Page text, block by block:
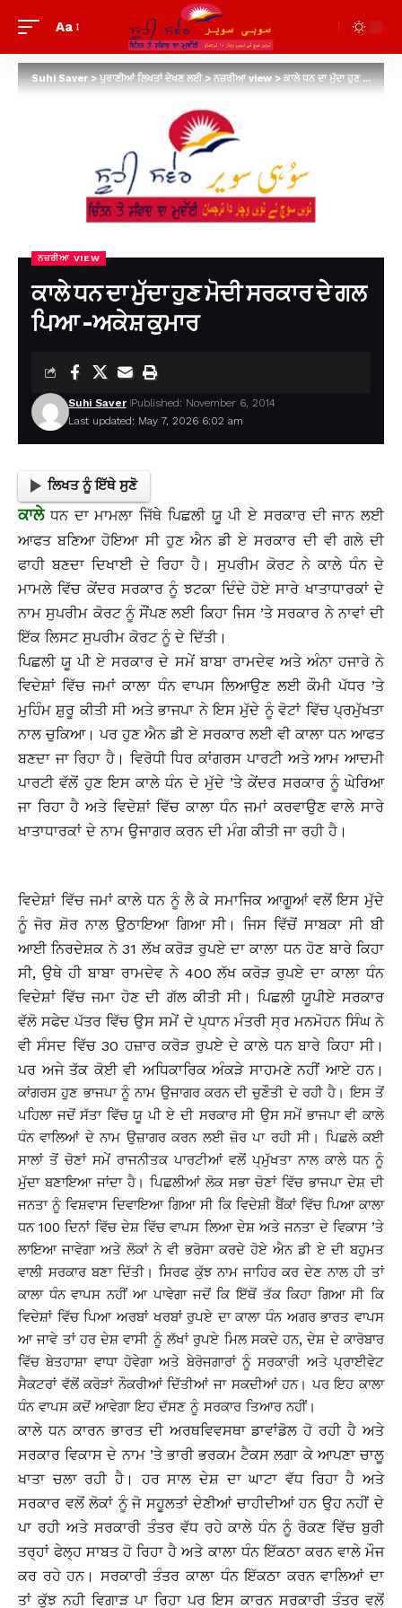
Aa
Suhi Saver>ਪੁਰਾਣੀਆਂ ਲਿਖਤਾਂ ਦੇਖਣ ਲਈ>ਨਜ਼ਰੀਆ view>ਕਾਲੇ ਧਨ ਦਾ ਮੁੱਦਾ ਹੁਣ ਮੋਦੀ ਸਰਕਾਰ ਦੇ ਗਲ ਪਿਆ -ਅਕੇਸ਼ ਕੁਮਾਰ
ਨਜ਼ਰੀਆ VIEW
ਕਾਲੇ ਧਨ ਦਾ ਮੁੱਦਾ ਹੁਣ ਮੋਦੀ ਸਰਕਾਰ ਦੇ ਗਲ
ਪਿਆ -ਅਕੇਸ਼ ਕੁਮਾਰ
Last updated: May 7, 2026 6:02 am
Suhi Saver Published: November 6, 2014
ਲਿਖਤ ਨੂੰ ਇੱਥੇ ਸੁਣੋ
ਕਾਲੇਧਨ ਦਾ ਮਾਮਲਾ ਜਿੱਥੇ ਪਿਛਲੀ ਯੂ ਪੀ ਏ ਸਰਕਾਰ ਦੀ ਜਾਨ ਲਈ
ਆਫਤ ਬਣਿਆ ਹੋਇਆ ਸੀ ਹੁਣ ਐਨ ਡੀ ਏ ਸਰਕਾਰ ਦੀ ਵੀ ਗਲੇ ਦੀ
ਫਾਹੀ ਬਣਦਾ ਦਿਖਾਈ ਦੇ ਰਿਹਾ ਹੈ। ਸੁਪਰੀਮ ਕੋਰਟ ਨੇ ਕਾਲੇ ਧੰਨ ਦੇ
ਮਾਮਲੇ ਵਿੱਚ ਕੇਂਦਰ ਸਰਕਾਰ ਨੂੰ ਝਟਕਾ ਦਿੰਦੇ ਹੋਏ ਸਾਰੇ ਖਾਤਾਧਾਰਕਾਂ ਦੇ
ਨਾਮ ਸੁਪਰੀਮ ਕੋਰਟ ਨੂੰ ਸੌਂਪਣ ਲਈ ਕਿਹਾ ਜਿਸ ’ਤੇ ਸਰਕਾਰ ਨੇ ਨਾਵਾਂ ਦੀ
ਇੱਕ ਲਿਸਟ ਸੁਪਰੀਮ ਕੋਰਟ ਨੂੰ ਦੇ ਦਿੱਤੀ।
ਪਿਛਲੀ ਯੂ ਪੀ ਏ ਸਰਕਾਰ ਦੇ ਸਮੇਂ ਬਾਬਾ ਰਾਮਦੇਵ ਅਤੇ ਅੰਨਾ ਹਜਾਰੇ ਨੇ
ਵਿਦੇਸ਼ਾਂ ਵਿੱਚ ਜਮਾਂ ਕਾਲਾ ਧੰਨ ਵਾਪਸ ਲਿਆਉਣ ਲਈ ਕੌਮੀ ਪੱਧਰ ’ਤੇ
ਮੁਹਿੰਮ ਸ਼ੁਰੂ ਕੀਤੀ ਸੀ ਅਤੇ ਭਾਜਪਾ ਨੇ ਇਸ ਮੁੱਦੇ ਨੂੰ ਵੋਟਾਂ ਵਿੱਚ ਪ੍ਰਮੁੱਖਤਾ
ਨਾਲ ਚੁਕਿਆ। ਪਰ ਹੁਣ ਐਨ ਡੀ ਏ ਸਰਕਾਰ ਲਈ ਵੀ ਕਾਲਾ ਧਨ ਆਫਤ
ਬਣਦਾ ਜਾ ਰਿਹਾ ਹੈ। ਵਿਰੋਧੀ ਧਿਰ ਕਾਂਗਰਸ ਪਾਰਟੀ ਅਤੇ ਆਮ ਆਦਮੀ
ਪਾਰਟੀ ਵੱਲੋਂ ਹੁਣ ਇਸ ਕਾਲੇ ਧੰਨ ਦੇ ਮੁੱਦੇ ’ਤੇ ਕੇਂਦਰ ਸਰਕਾਰ ਨੂੰ ਘੇਰਿਆ
ਜਾ ਰਿਹਾ ਹੈ ਅਤੇ ਵਿਦੇਸ਼ਾਂ ਵਿੱਚ ਕਾਲਾ ਧੰਨ ਜਮਾਂ ਕਰਵਾਉਣ ਵਾਲੇ ਸਾਰੇ
ਖਾਤਾਧਾਰਕਾਂ ਦੇ ਨਾਮ ਉਜਾਗਰ ਕਰਨ ਦੀ ਮੰਗ ਕੀਤੀ ਜਾ ਰਹੀ ਹੈ।
ਵਿਦੇਸ਼ਾਂ ਵਿੱਚ ਜਮਾਂ ਕਾਲੇ ਧਨ ਨੂੰ ਲੈ ਕੇ ਸਮਾਜਿਕ ਆਗੂਆਂ ਵਲੋਂ ਇਸ ਮੁੱਦੇ
ਨੂੰ ਜੋਰ ਸ਼ੋਰ ਨਾਲ ਉਠਾਇਆ ਗਿਆ ਸੀ। ਜਿਸ ਵਿੱਚੋਂ ਸਾਬਕਾ ਸੀ ਬੀ
ਆਈ ਨਿਰਦੇਸ਼ਕ ਨੇ 31 ਲੱਖ ਕਰੋੜ ਰੁਪਏ ਦਾ ਕਾਲਾ ਧਨ ਹੋਣ ਬਾਰੇ ਕਿਹਾ
ਸੀ, ਉਥੇ ਹੀ ਬਾਬਾ ਰਾਮਦੇਵ ਨੇ 400 ਲੱਖ ਕਰੋੜ ਰੁਪਏ ਦਾ ਕਾਲਾ ਧੰਨ
ਵਿਦੇਸ਼ਾਂ ਵਿੱਚ ਜਮਾ ਹੋਣ ਦੀ ਗੱਲ ਕੀਤੀ ਸੀ। ਪਿਛਲੀ ਯੂਪੀਏ ਸਰਕਾਰ
ਵੱਲੋ ਸਫੇਦ ਪੱਤਰ ਵਿੱਚ ਉਸ ਸਮੇਂ ਦੇ ਪ੍ਧਾਨ ਮੰਤਰੀ ਸ੍ਰ ਮਨਮੋਹਨ ਸਿੰਘ ਨੇ
ਵੀ ਸੰਸਦ ਵਿੱਚ 30 ਹਜ਼ਾਰ ਕਰੋੜ ਰੁਪਏ ਦੇ ਕਾਲੇ ਧਨ ਬਾਰੇ ਕਿਹਾ ਸੀ।
ਪਰ ਅਜੇ ਤੱਕ ਕੋਈ ਵੀ ਅਧਿਕਾਰਿਕ ਅੰਕੜੇ ਸਾਹਮਣੇ ਨਹੀਂ ਆਏ ਹਨ।
ਕਾਂਗਰਸ ਹੁਣ ਭਾਜਪਾ ਨੂੰ ਨਾਮ ਉਜਾਗਰ ਕਰਨ ਦੀ ਚੁਣੌਤੀ ਦੇ ਰਹੀ ਹੈ। ਇਸ ਤੋਂ
ਪਹਿਲਾ ਜਦੋਂ ਸੱਤਾ ਵਿੱਚ ਯੂ ਪੀ ਏ ਦੀ ਸਰਕਾਰ ਸੀ ਉਸ ਸਮੇਂ ਭਾਜਪਾ ਵੀ ਕਾਲੇ
ਧੰਨ ਵਾਲਿਆਂ ਦੇ ਨਾਮ ਉਜ਼ਾਗਰ ਕਰਨ ਲਈ ਜ਼ੋਰ ਪਾ ਰਹੀ ਸੀ। ਪਿਛਲੇ ਕਈ
ਸਾਲਾਂ ਤੋਂ ਚੋਣਾਂ ਸਮੇਂ ਰਾਜਨੀਤਕ ਪਾਰਟੀਆਂ ਵਲੋਂ ਪ੍ਮੁੱਖਤਾ ਨਾਲ ਕਾਲੇ ਧਨ ਨੂੰ
ਮੁੱਦਾ ਬਣਾਇਆ ਜਾਂਦਾ ਹੈ। ਪਿਛਲੀਆਂ ਲੋਕ ਸਭਾ ਚੋਣਾਂ ਵਿੱਚ ਭਾਜਪਾ ਦੇਸ਼ ਦੀ
ਜਨਤਾ ਨੂੰ ਵਿਸ਼ਵਾਸ ਦਿਵਾਇਆ ਗਿਆ ਸੀ ਕਿ ਵਿਦੇਸ਼ੀ ਬੈਂਕਾਂ ਵਿੱਚ ਪਿਆ ਕਾਲਾ
ਧਨ 100 ਦਿਨਾਂ ਵਿੱਚ ਦੇਸ਼ ਵਿੱਚ ਵਾਪਸ ਲਿਆ ਦੇਸ਼ ਅਤੇ ਜਨਤਾ ਦੇ ਵਿਕਾਸ ’ਤੇ
ਲਾਇਆ ਜਾਵੇਗਾ ਅਤੇ ਲੋਕਾਂ ਨੇ ਵੀ ਭਰੋਸਾ ਕਰਦੇ ਹੋਏ ਐਨ ਡੀ ਏ ਦੀ ਬਹੁਮਤ
ਵਾਲੀ ਸਰਕਾਰ ਬਣਾ ਦਿੱਤੀ। ਸਿਰਫ ਕੁੱਝ ਨਾਮ ਜਾਹਿਰ ਕਰ ਦੇਣ ਨਾਲ ਹੀ ਤਾਂ
ਕਾਲਾ ਧੰਨ ਵਾਪਸ ਨਹੀਂ ਆ ਪਾਵੇਗਾ ਜਦੋਂ ਕਿ ਇੱਥੋਂ ਤੱਕ ਕਿਹਾ ਗਿਆ ਸੀ ਕਿ
ਵਿਦੇਸ਼ਾਂ ਵਿੱਚ ਪਿਆ ਅਰਬਾਂ ਖਰਬਾਂ ਰੁਪਏ ਦਾ ਕਾਲਾ ਧੰਨ ਅਗਰ ਭਾਰਤ ਵਾਪਸ
ਆ ਜਾਵੇ ਤਾਂ ਹਰ ਦੇਸ਼ ਵਾਸੀ ਨੂੰ ਲੱਖਾਂ ਰੁਪਏ ਮਿਲ ਸਕਦੇ ਹਨ, ਦੇਸ਼ ਦੇ ਕਾਰੋਬਾਰ
ਵਿੱਚ ਬੇਤਹਾਸ਼ਾ ਵਾਧਾ ਹੋਵੇਗਾ ਅਤੇ ਬੇਰੋਜਗਾਰਾਂ ਨੂੰ ਸਰਕਾਰੀ ਅਤੇ ਪ੍ਰਾਈਵੇਟ
ਸੈਕਟਰਾਂ ਵੱਲੋਂ ਕਰੋੜਾਂ ਨੌਕਰੀਆਂ ਦਿੱਤੀਆਂ ਜਾ ਸਕਦੀਆਂ ਹਨ। ਪਰ ਇਹ ਕਾਲਾ
ਧੰਨ ਵਾਪਸ ਕਦੋਂ ਆਵੇਗਾ ਇਹ ਦੱਸਣ ਨੂੰ ਸਰਕਾਰ ਤਿਆਰ ਨਹੀਂ।
ਕਾਲੇ ਧਨ ਕਾਰਨ ਭਾਰਤ ਦੀ ਅਰਥਵਿਵਸਥਾ ਡਾਵਾਂਡੋਲ ਹੋ ਰਹੀ ਹੈ ਅਤੇ
ਸਰਕਾਰ ਵਿਕਾਸ ਦੇ ਨਾਮ ’ਤੇ ਭਾਰੀ ਭਰਕਮ ਟੈਕਸ ਲਗਾ ਕੇ ਆਪਣਾ ਚਾਲੂ
ਖਾਤਾ ਚਲਾ ਰਹੀ ਹੈ। ਹਰ ਸਾਲ ਦੇਸ਼ ਦਾ ਘਾਟਾ ਵੱਧ ਰਿਹਾ ਹੈ ਅਤੇ
ਸਰਕਾਰ ਵਲੋਂ ਲੋਕਾਂ ਨੂੰ ਜੋ ਸਹੂਲਤਾਂ ਦੇਣੀਆਂ ਚਾਹੀਦੀਆਂ ਹਨ ਉਹ ਨਹੀਂ ਦੇ
ਪਾ ਰਹੀ ਅਤੇ ਸਰਕਾਰੀ ਤੰਤਰ ਵੱਧ ਰਹੇ ਕਾਲੇ ਧੰਨ ਨੂੰ ਰੋਕਣ ਵਿੱਚ ਬੁਰੀ
ਤਰ੍ਹਾਂ ਫੇਲ੍ਹ ਸਾਬਤ ਹੋ ਰਿਹਾ ਹੈ ਅਤੇ ਕਾਲਾ ਧੰਨ ਇੱਕਠਾ ਕਰਨ ਵਾਲੇ ਮੌਜ
ਕਰ ਰਹੇ ਹਨ। ਸਰਕਾਰੀ ਤੰਤਰ ਕਾਲਾ ਧੰਨ ਇੱਕਠਾ ਕਰਨ ਵਾਲਿਆਂ ਦਾ
ਤਾਂ ਕੁੱਝ ਨਹੀ ਵਿਗਾੜ ਪਾ ਰਿਹਾ ਪਰ ਇਸ ਕਾਰਨ ਸਰਕਾਰੀ ਤੰਤਰ ਵਲੋਂ